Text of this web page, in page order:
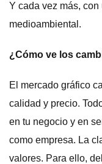
Y cada vez más,
medioambiental.
¿Cómo ve los
El mercado gráfico
calidad y precio.
en tu negocio y en
como empresa. La
valores. Para ello,